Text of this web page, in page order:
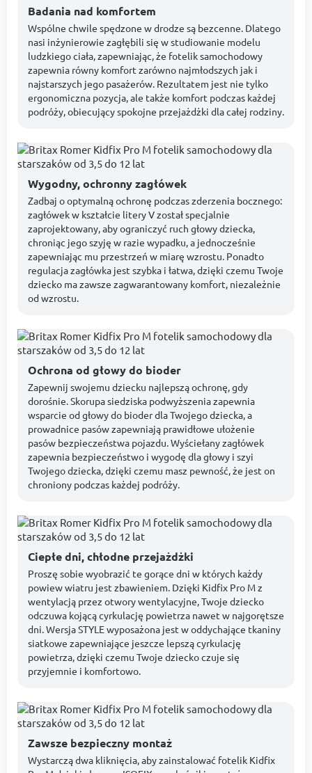
Badania nad komfortem
Wspólne chwile spędzone w drodze są bezcenne. Dlatego
nasi inżynierowie zagłębili się w studiowanie modelu
ludzkiego ciała, zapewniając, że fotelik samochodowy
zapewnia równy komfort zarówno najmłodszych jak i
najstarszych jego pasażerów. Rezultatem jest nie tylko
ergonomiczna pozycja, ale także komfort podczas każdej
podróży, obiecujący spokojne przejażdżki dla całej rodziny.
Wygodny, ochronny zagłówek
Zadbaj o optymalną ochronę podczas zderzenia bocznego:
zagłówek w kształcie litery V został specjalnie
zaprojektowany, aby ograniczyć ruch głowy dziecka,
chroniąc jego szyję w razie wypadku, a jednocześnie
zapewniając mu przestrzeń w miarę wzrostu. Ponadto
regulacja zagłówka jest szybka i łatwa, dzięki czemu Twoje
dziecko ma zawsze zagwarantowany komfort, niezależnie
od wzrostu.
Ochrona od głowy do bioder
Zapewnij swojemu dziecku najlepszą ochronę, gdy
dorośnie. Skorupa siedziska podwyższenia zapewnia
wsparcie od głowy do bioder dla Twojego dziecka, a
prowadnice pasów zapewniają prawidłowe ułożenie
pasów bezpieczeństwa pojazdu. Wyściełany zagłówek
zapewnia bezpieczeństwo i wygodę dla głowy i szyi
Twojego dziecka, dzięki czemu masz pewność, że jest on
chroniony podczas każdej podróży.
Ciepłe dni, chłodne przejażdżki
Proszę sobie wyobrazić te gorące dni w których każdy
powiew wiatru jest zbawieniem. Dzięki Kidfix Pro M z
wentylacją przez otwory wentylacyjne, Twoje dziecko
odczuwa kojącą cyrkulację powietrza nawet w najgorętsze
dni. Wersja STYLE wyposażona jest w oddychające tkaniny
siatkowe zapewniające jeszcze lepszą cyrkulację
powietrza, dzięki czemu Twoje dziecko czuje się
przyjemnie i komfortowo.
Zawsze bezpieczny montaż
Wystarczą dwa kliknięcia, aby zainstalować fotelik Kidfix